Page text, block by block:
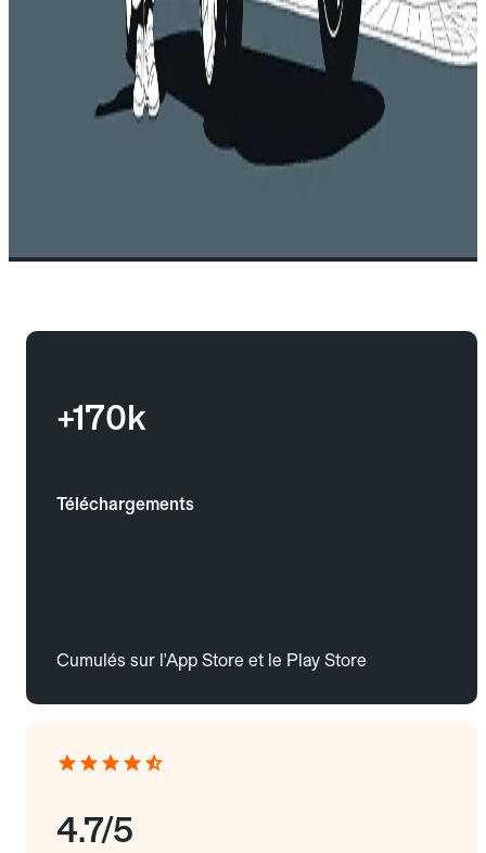
+170k
Téléchargements
Cumulés sur l'App Store et le Play Store
4.7/5